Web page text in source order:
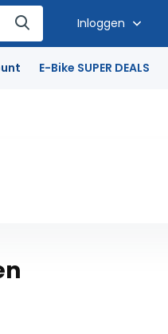
Inloggen
E-Bike SUPER DEALS